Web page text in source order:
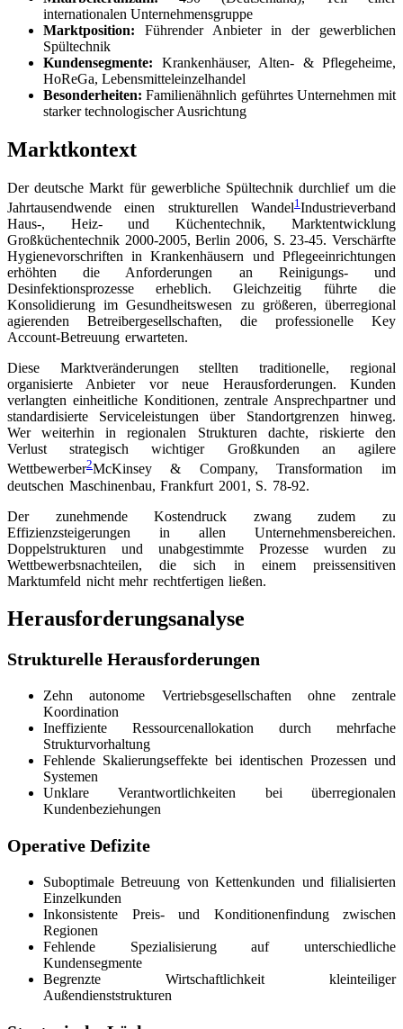
internationalen Unternehmensgruppe
Marktposition: Führender Anbieter in der gewerblichen
Spültechnik
Kundensegmente: Krankenhäuser, Alten- & Pflegeheime,
HoReGa, Lebensmitteleinzelhandel
Besonderheiten: Familienähnlich geführtes Unternehmen mit
starker technologischer Ausrichtung
Marktkontext
Der deutsche Markt für gewerbliche Spültechnik durchlief um die
Jahrtausendwende einen strukturellen Wandel1 Industrieverband
Haus-, Heiz- und Küchentechnik, Marktentwicklung
Großküchentechnik 2000-2005, Berlin 2006, S. 23-45. Verschärfte
Hygienevorschriften in Krankenhäusern und Pflegeeinrichtungen
erhöhten die Anforderungen an Reinigungs- und
Desinfektionsprozesse erheblich. Gleichzeitig führte die
Konsolidierung im Gesundheitswesen zu größeren, überregional
agierenden Betreibergesellschaften, die professionelle Key
Account-Betreuung erwarteten.
Diese Marktveränderungen stellten traditionelle, regional
organisierte Anbieter vor neue Herausforderungen. Kunden
verlangten einheitliche Konditionen, zentrale Ansprechpartner und
standardisierte Serviceleistungen über Standortgrenzen hinweg.
Wer weiterhin in regionalen Strukturen dachte, riskierte den
Verlust strategisch wichtiger Großkunden an agilere
Wettbewerber2McKinsey & Company, Transformation im
deutschen Maschinenbau, Frankfurt 2001, S. 78-92.
Der zunehmende Kostendruck zwang zudem zu
Effizienzsteigerungen in allen Unternehmensbereichen.
Doppelstrukturen und unabgestimmte Prozesse wurden zu
Wettbewerbsnachteilen, die sich in einem preissensitiven
Marktumfeld nicht mehr rechtfertigen ließen.
Herausforderungsanalyse
Strukturelle Herausforderungen
Zehn autonome Vertriebsgesellschaften ohne zentrale
Koordination
Ineffiziente Ressourcenallokation durch mehrfache
Strukturvorhaltung
Fehlende Skalierungseffekte bei identischen Prozessen und
Systemen
Unklare Verantwortlichkeiten bei überregionalen
Kundenbeziehungen
Operative Defizite
Suboptimale Betreuung von Kettenkunden und filialisierten
Einzelkunden
Inkonsistente Preis- und Konditionenfindung zwischen
Regionen
Fehlende Spezialisierung auf unterschiedliche
Kundensegmente
Begrenzte Wirtschaftlichkeit kleinteiliger
Außendienststrukturen